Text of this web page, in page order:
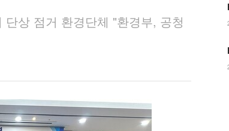
상 점거 환경단체 "환경부, 공청